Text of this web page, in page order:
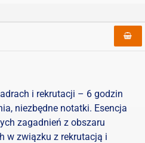
i rekrutacji – 6 godzin
niezbędne notatki. Esencja
zagadnień z obszaru
w związku z rekrutacją i